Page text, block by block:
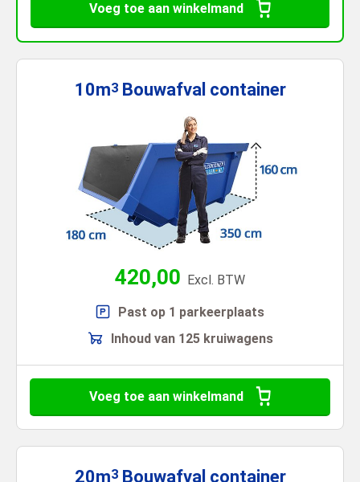
Voeg toe aan winkelmand
10m3 Bouwafval container
420,00 Excl. BTW
Past op 1 parkeerplaats
Inhoud van 125 kruiwagens
Voeg toe aan winkelmand
20m3 Bouwafval container